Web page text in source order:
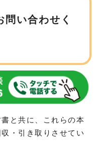
い合わせく
と共に、これらの本
・引き取りさせてい